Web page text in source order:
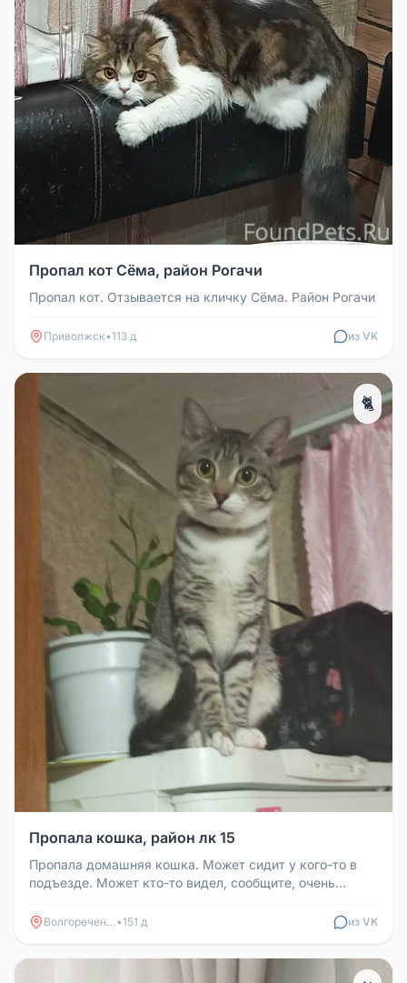
Пропал кот Сёма, район Рогачи
Пропал кот. Отзывается на кличку Сёма. Район Рогачи
Приволжск•113 д из VK
🐈
Пропала кошка, район лк 15
Пропала домашняя кошка. Может сидит у кого-то в
подъезде. Может кто-то видел, сообщите, очень
Волгореченск •151 д из VK